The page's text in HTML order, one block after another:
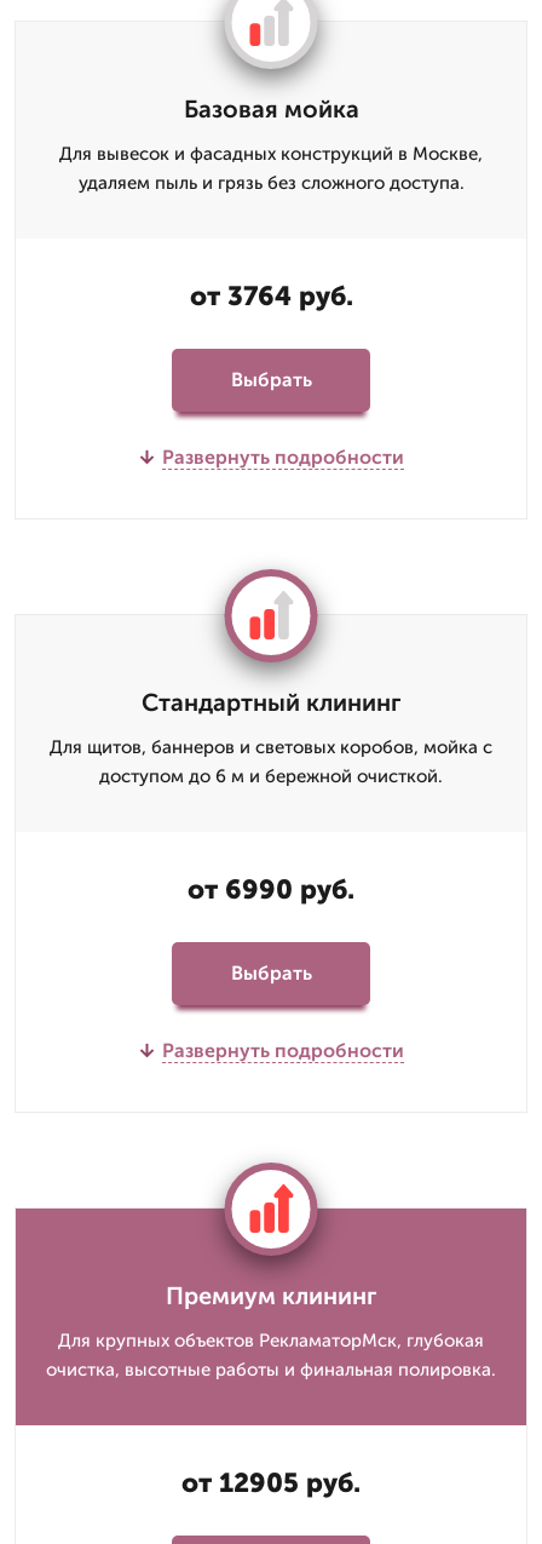
Базовая мойка
Для вывесок и фасадных конструкций в Москве,
удаляем пыль и грязь без сложного доступа.
от 3764 руб.
Выбрать
Развернуть подробности
Стандартный клининг
Для щитов, баннеров и световых коробов, мойка с
доступом до 6 м и бережной очисткой.
от 6990 руб.
Выбрать
Развернуть подробности
Премиум клининг
Для крупных объектов РекламаторМск, глубокая
очистка, высотные работы и финальная полировка.
от 12905 руб.